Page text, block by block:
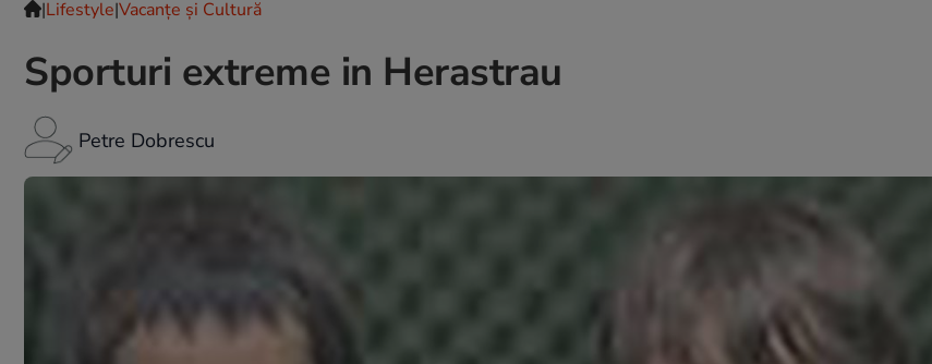
|Lifestyle|Vacanțe și Cultură
Sporturi extreme in Herastrau
Petre Dobrescu